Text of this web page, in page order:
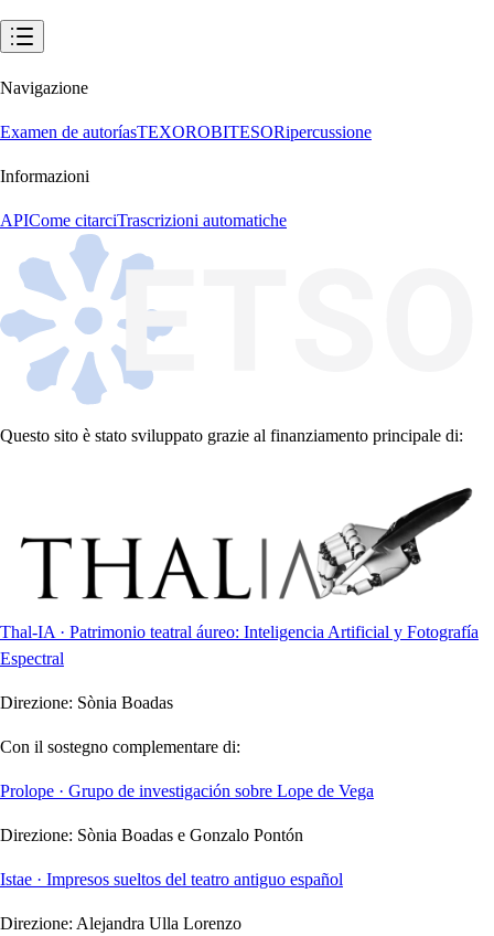
Navigazione
Examen de autoríasTEXOROBITESORipercussione
Informazioni
APICome citarciTrascrizioni automatiche
Questo sito è stato sviluppato grazie al finanziamento principale di:
Thal-IA · Patrimonio teatral áureo: Inteligencia Artificial y Fotografía
Espectral
Direzione: Sònia Boadas
Con il sostegno complementare di:
Prolope · Grupo de investigación sobre Lope de Vega
Direzione: Sònia Boadas e Gonzalo Pontón
Istae · Impresos sueltos del teatro antiguo español
Direzione: Alejandra Ulla Lorenzo